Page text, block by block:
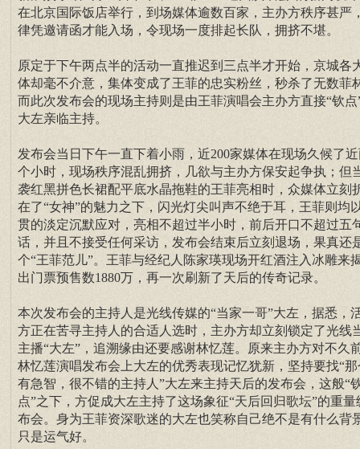
在北京国际饭店举行，到场媒体逾数百家，主办方秩序甚严
律凭邀请函才能入场，令现场一度排起长队，拥挤不堪。
原定于下午两点半的活动一直推迟到三点半才开始，京城各
体却毫不介意，集体变成了王菲的忠实粉丝，秒杀了无数菲
而此次发布会的现场主持则是由王菲演唱会主办方直接“钦点
大左亲临主持。
发布会当日下午一直下着小雨，近200家媒体在现场久候了
个小时，现场秩序混乱拥挤，几欲与主办方保安起争执；但
袭红黑拼色长裙配平底水晶拖鞋的王菲亮相时，众媒体立刻
在了“女神”的魅力之下，闪光灯尖叫声不绝于耳，王菲则均
贯的淡定沉默应对，亮相不超过半小时，前后开口不超过五
话，并且不接受任何采访，发布会结束后立刻退场，果真还
个“王菲范儿”。王菲与经纪人陈家瑛现场开红酒注入冰雕来
出门票预售数1880万，再一次刷新了天后的传奇记录。
本次发布会的主持人是光线传媒的“当家一哥”大左，据悉，
方正在苦寻主持人的合适人选时，主办方却立刻锁定了光线
主播“大左”，追溯缘由还要感谢林忆莲。原来主办方对不久
林忆莲演唱发布会上大左的优秀表现记忆犹新，坚持要找“那
有急智，很不错的主持人”大左来主持天后的发布会，这般“
点”之下，方促成大左主持了这场象征“天后回归歌坛”的重量
布会。身为王菲资深歌迷的大左也笑称自己绝不是有什么背
只是运气好。